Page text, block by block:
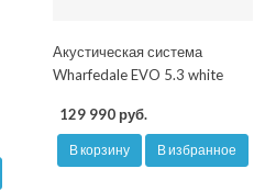
Акустическая система
Wharfedale EVO 5.3 white
129 990 руб.
В корзину В избранное